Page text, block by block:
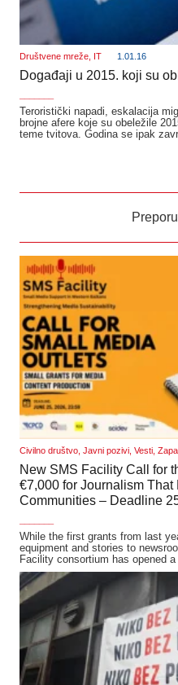
Društvene mreže IT 1.01.16
Događaji u 2015. koji su
Teroristički napadi, eskalacija
brojne afere koje su obeležile
teme tvitova. Godina se ipak
Civilno društvo Javni pozivi Vesti
New SMS Facility Call for
€7,000 for Journalism That
Communities – Deadline
While the first grants from last
equipment and stories to
Facility consortium has opened